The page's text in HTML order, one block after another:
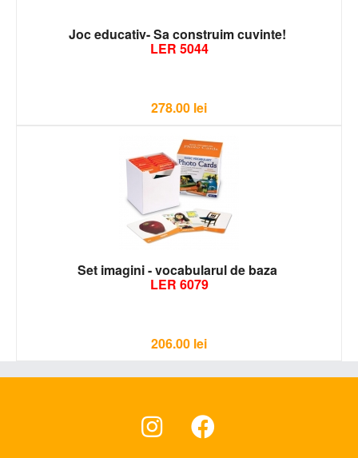
Joc educativ- Sa construim cuvinte!
LER 5044
278.00 lei
Set imagini - vocabularul de baza
LER 6079
206.00 lei